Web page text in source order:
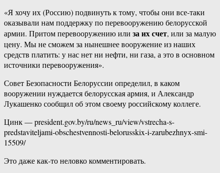
«Я хочу их (Россию) подвинуть к тому, чтобы они все-таки
оказывали нам поддержку по перевооружению белорусской
армии. Притом перевооружению или за их счет, или за малую
цену. Мы не сможем за нынешнее вооружение из наших
средств платить: у нас нет ни нефти, ни газа, а это в основном
источники перевооружения».
Совет Безопасности Белоруссии определил, в каком
вооружении нуждается белорусская армия, и Александр
Лукашенко сообщил об этом своему российскому коллеге.
Цинк — president.gov.by/ru/news_ru/view/vstrecha-s-
predstaviteljami-obschestvennosti-belorusskix-i-zarubezhnyx-smi-
15509/
Это даже как-то неловко комментировать.